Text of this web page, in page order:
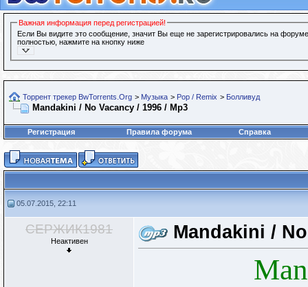
Важная информация перед регистрацией!
Если Вы видите это сообщение, значит Вы еще не зарегистрировались на
полностью, нажмите на кнопку ниже
Торрент трекер BwTorrents.Org > Музыка > Pop / Remix > Болливуд
Mandakini / No Vacancy / 1996 / Mp3
Регистрация Правила форума Справка
05.07.2015, 22:11
СЕРЖИК1981
Неактивен Mandakini /